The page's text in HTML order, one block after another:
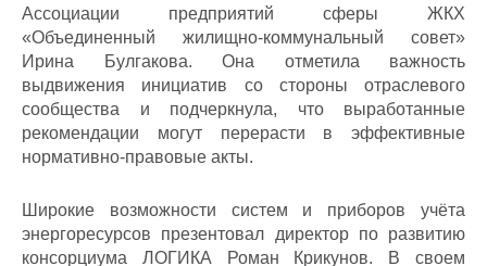
Ассоциации предприятий сферы ЖКХ
«Объединенный жилищно-коммунальный совет»
Ирина Булгакова. Она отметила важность
выдвижения инициатив со стороны отраслевого
сообщества и подчеркнула, что выработанные
рекомендации могут перерасти в эффективные
нормативно-правовые акты.
Широкие возможности систем и приборов учёта
энергоресурсов презентовал директор по развитию
консорциума ЛОГИКА Роман Крикунов. В своем